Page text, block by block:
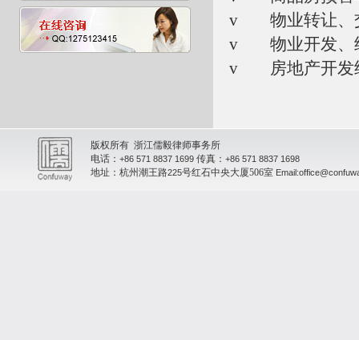
v 物业转让、
v 物业开发、
v 房地产开发经
版权所有 浙江儒毅律师事务所
电话： +86 571 8837 1699 传真： +86 571 8837 1698
地址：杭州潮王路225号红石中央大厦506室